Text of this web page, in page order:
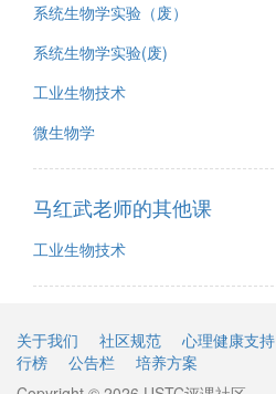
系统生物学实验（废）
系统生物学实验(废)
工业生物技术
微生物学
马红武老师的其他课
工业生物技术
关于我们 社区规范 心理健康支持
行榜
公告栏
培养方案